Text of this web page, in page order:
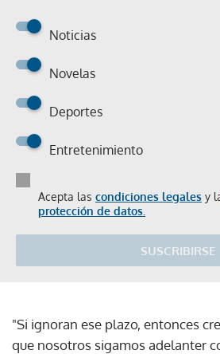
Noticias
Novelas
Deportes
Entretenimiento
Acepta las condiciones legales y
protección de datos.
SUSCRIBIRSE
"Si ignoran ese plazo, entonces
que nosotros sigamos adelanter